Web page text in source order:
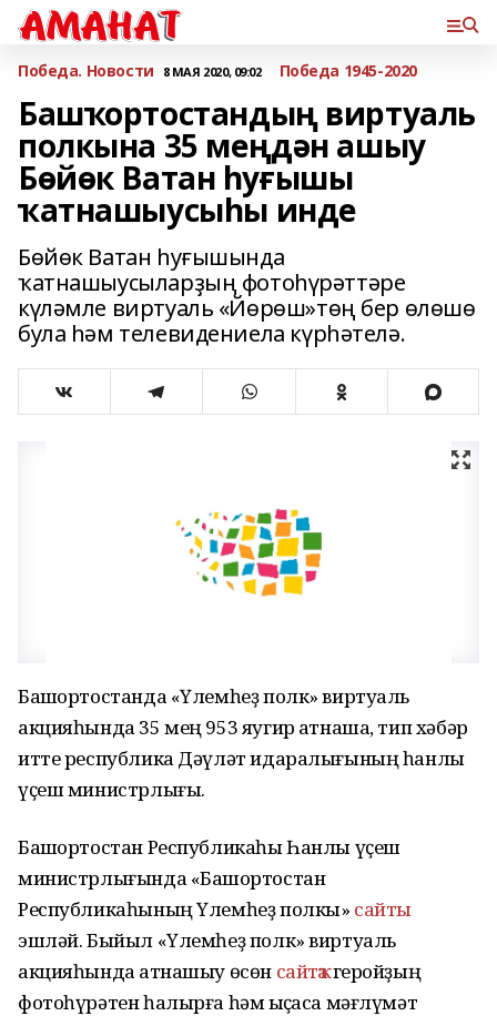
Победа. Новости 8 МАЯ 2020, 09:02 Победа 1945-2020
Башҡортостандың виртуаль
полкына 35 меңдән ашыу
Бөйөк Ватан һуғышы
ҡатнашыусыһы инде
Бөйөк Ватан һуғышында
ҡатнашыусыларҙың фотоһүрәттәре
күләмле виртуаль «Йөрөш»төң бер өлөшө
була һәм телевидениела күрһәтелә.
Башҡортостанда «Үлемһеҙ полк» виртуаль
акцияһында 35 мең 953 яугир ҡатнаша, тип хәбәр
итте республика Дәүләт идаралығының һанлы
үҫеш министрлығы.
Башҡортостан Республикаһы Һанлы үҫеш
министрлығында «Башҡортостан
Республикаһының Үлемһеҙ полкы» сайты
эшләй. Быйыл «Үлемһеҙ полк» виртуаль
акцияһында ҡатнашыу өсөн сайтҡагеройҙың
фотоһүрәтен һалырға һәм ҡыҫҡаса мәғлүмәт